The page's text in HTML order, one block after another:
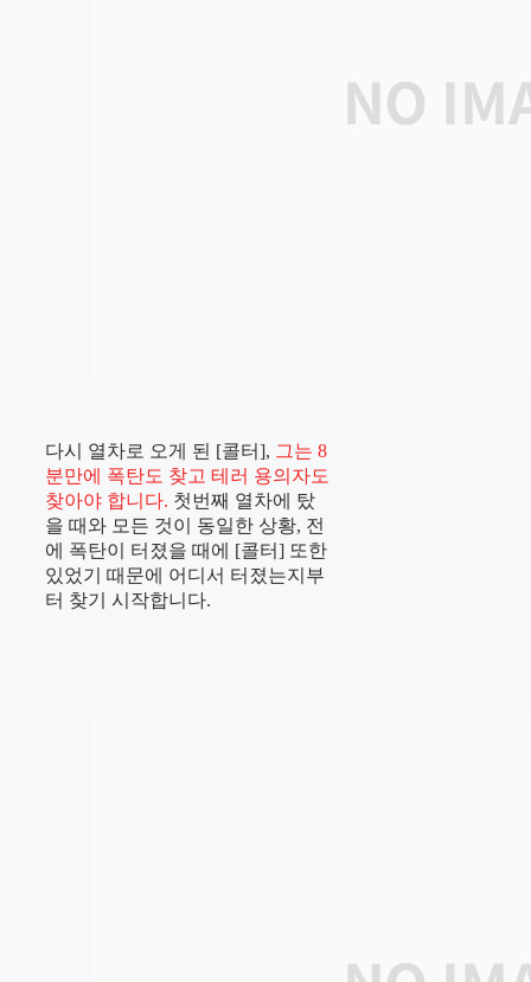
다시 열차로 오게 된 [콜터], 그는 8
분만에 폭탄도 찾고 테러 용의자도
찾아야 합니다. 첫번째 열차에 탔
을 때와 모든 것이 동일한 상황, 전
에 폭탄이 터졌을 때에 [콜터] 또한
있었기 때문에 어디서 터졌는지부
터 찾기 시작합니다.